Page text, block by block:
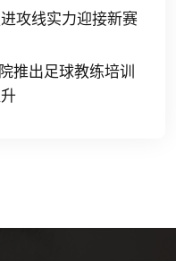
攻线实力迎接新赛
推出足球教练培训